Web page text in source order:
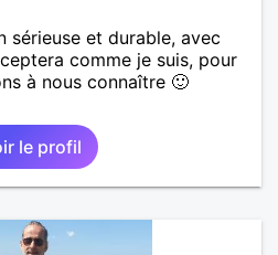
sérieuse et durable, avec
comme je suis, pour
à nous connaître 🙂
le profil